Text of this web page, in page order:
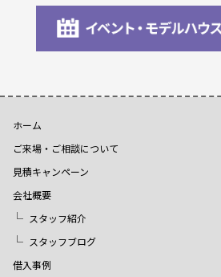
ホーム
ご来場・ご相談について
見積キャンペーン
会社概要
スタッフ紹介
スタッフブログ
借入事例